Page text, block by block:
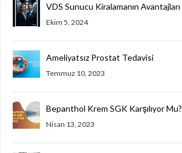
VDS Sunucu Kiralamanın Avantajları
Ekim 5, 2024
Ameliyatsız Prostat Tedavisi
Temmuz 10, 2023
Bepanthol Krem SGK Karşılıyor Mu?
Nisan 13, 2023